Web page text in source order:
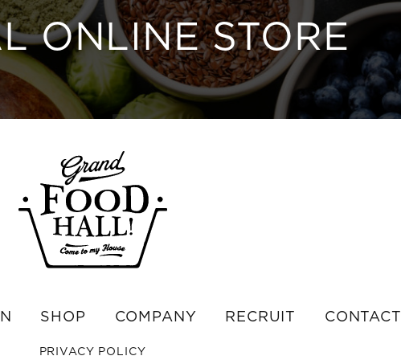
ONLINE STORE
SHOP COMPANY RECRUIT CONTACT
PRIVACY POLICY